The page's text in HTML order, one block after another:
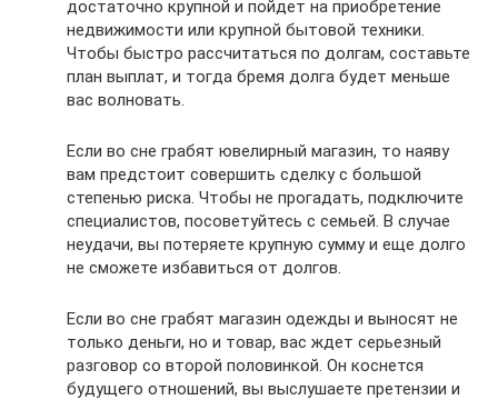
достаточно крупной и пойдет на приобретение
недвижимости или крупной бытовой техники.
Чтобы быстро рассчитаться по долгам, составьте
план выплат, и тогда бремя долга будет меньше
вас волновать.
Если во сне грабят ювелирный магазин, то наяву
вам предстоит совершить сделку с большой
степенью риска. Чтобы не прогадать, подключите
специалистов, посоветуйтесь с семьей. В случае
неудачи, вы потеряете крупную сумму и еще долго
не сможете избавиться от долгов.
Если во сне грабят магазин одежды и выносят не
только деньги, но и товар, вас ждет серьезный
разговор со второй половинкой. Он коснется
будущего отношений, вы выслушаете претензии и